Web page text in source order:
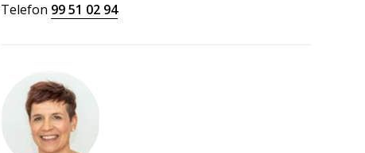
Telefon 99 51 02 94